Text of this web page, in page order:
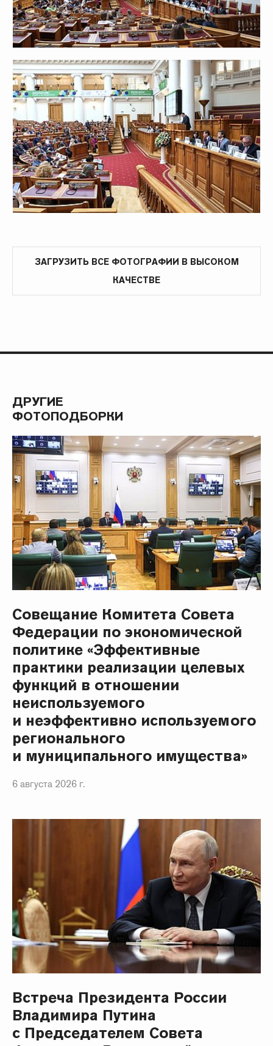
ЗАГРУЗИТЬ ВСЕ ФОТОГРАФИИ В ВЫСОКОМ
КАЧЕСТВЕ
ДРУГИЕ
ФОТОПОДБОРКИ
Совещание Комитета Совета
Федерации по экономической
политике «Эффективные
практики реализации целевых
функций в отношении
неиспользуемого
и неэффективно используемого
регионального
и муниципального имущества»
6 августа 2026 г.
Встреча Президента России
Владимира Путина
с Председателем Совета